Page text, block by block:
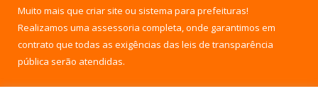
Muito mais que criar site ou sistema para prefeituras!
Realizamos uma assessoria completa, onde garantimos em
contrato que todas as exigências das leis de transparência
pública serão atendidas.